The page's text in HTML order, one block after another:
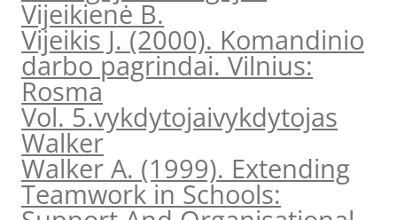
Vijeikienė B.
Vijeikis J. (2000). Komandinio
darbo pagrindai. Vilnius:
Rosma
Vol. 5.vykdytojaivykdytojas
Walker
Walker A. (1999). Extending
Teamwork in Schools: